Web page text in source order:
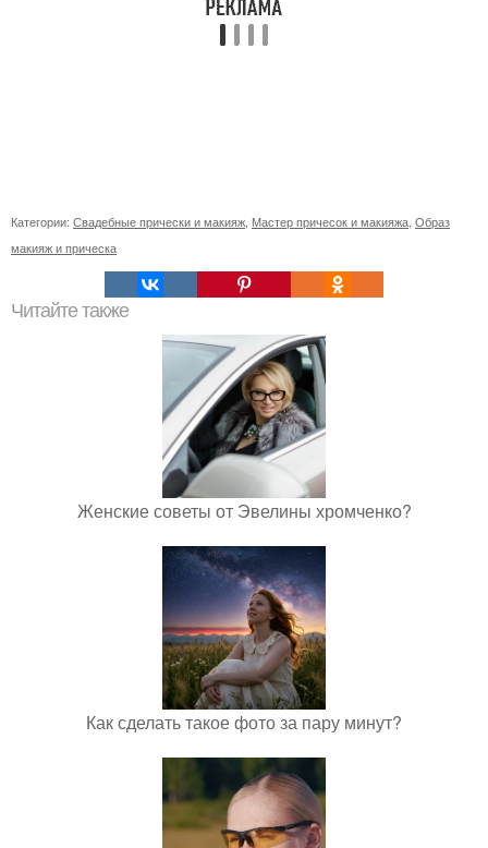
Категории: Свадебные прически и макияж Мастер причесок и макияжа Образ
макияж и прическа
Читайте также
Женские советы от Эвелины хромченко?
Как сделать такое фото за пару минут?